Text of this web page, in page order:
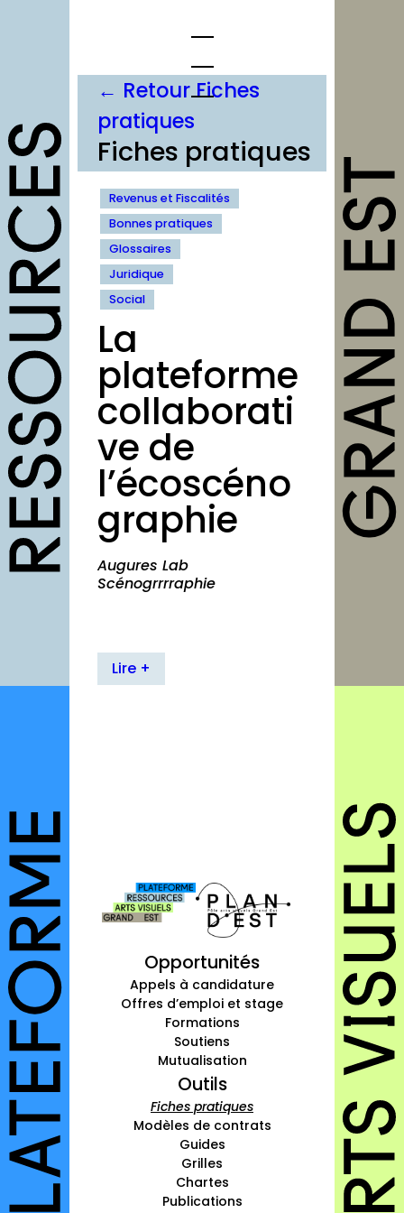
opportunités
Appels à
candidature
Offres d’emploi et
stage
Formations
Mutualisation
outils
Fiches pratiques
Modèles
Guides
Grilles
Chartes
contact
Connexion
Inscription
← Retour Fiches
pratiques
Fiches pratiques
Revenus et Fiscalités
Bonnes pratiques
Glossaires
Juridique
Social
La
plateforme
collaborati
ve de
l’écoscéno
graphie
Augures Lab
Scénogrrrraphie
Lire +
Opportunités
Appels à candidature
Offres d’emploi et stage
Formations
Soutiens
Mutualisation
Outils
Fiches pratiques
Modèles de contrats
Guides
Grilles
Chartes
Publications